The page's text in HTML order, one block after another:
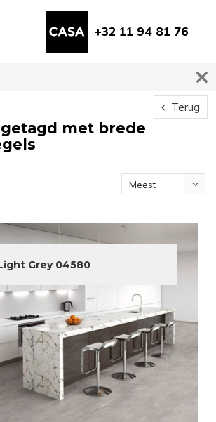
+32 11 94 81 76
Terug
met brede
Meest
Grey 04580